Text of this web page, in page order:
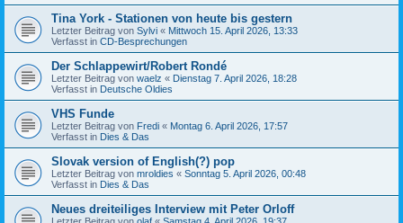
Tina York - Stationen von heute bis gestern
Letzter Beitrag von Sylvi « Mittwoch 15. April 2026, 13:33
Verfasst in CD-Besprechungen
Der Schlappewirt/Robert Rondé
Letzter Beitrag von waelz « Dienstag 7. April 2026, 18:28
Verfasst in Deutsche Oldies
VHS Funde
Letzter Beitrag von Fredi « Montag 6. April 2026, 17:57
Verfasst in Dies & Das
Slovak version of English(?) pop
Letzter Beitrag von mroldies « Sonntag 5. April 2026, 00:48
Verfasst in Dies & Das
Neues dreiteiliges Interview mit Peter Orloff
Letzter Beitrag von olaf « Samstag 4. April 2026, 19:37